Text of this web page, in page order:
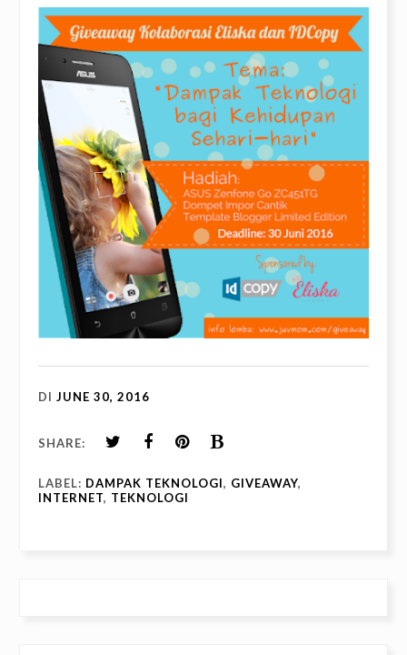
DI JUNE 30, 2016
SHARE:
LABEL: DAMPAK TEKNOLOGI, GIVEAWAY,
INTERNET, TEKNOLOGI